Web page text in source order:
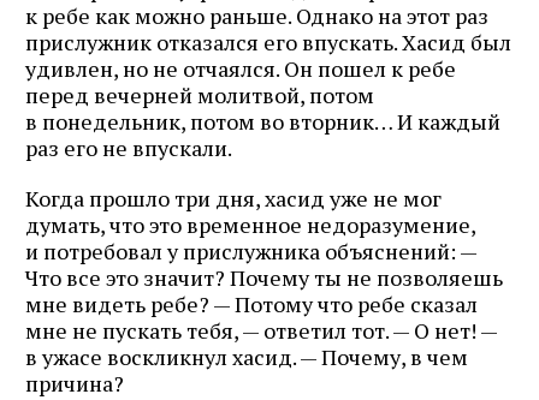
к ребе как можно раньше. Однако на этот раз
прислужник отказался его впускать. Хасид был
удивлен, но не отчаялся. Он пошел к ребе
перед вечерней молитвой, потом
в понедельник, потом во вторник… И каждый
раз его не впускали.
Когда прошло три дня, хасид уже не мог
думать, что это временное недоразумение,
и потребовал у прислужника объяснений: —
Что все это значит? Почему ты не позволяешь
мне видеть ребе? — Потому что ребе сказал
мне не пускать тебя, — ответил тот. — О нет! —
в ужасе воскликнул хасид. — Почему, в чем
причина?